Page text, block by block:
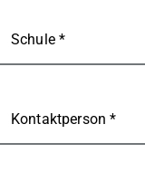
Schule *
Kontaktperson *